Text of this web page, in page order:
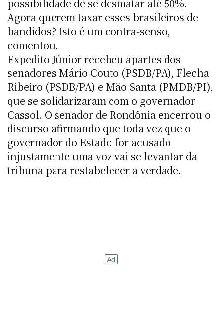
possibilidade de se desmatar até 50%.
Agora querem taxar esses brasileiros de
bandidos? Isto é um contra-senso,
comentou.
Expedito Júnior recebeu apartes dos
senadores Mário Couto (PSDB/PA), Flecha
Ribeiro (PSDB/PA) e Mão Santa (PMDB/PI),
que se solidarizaram com o governador
Cassol. O senador de Rondônia encerrou o
discurso afirmando que toda vez que o
governador do Estado for acusado
injustamente uma voz vai se levantar da
tribuna para restabelecer a verdade.